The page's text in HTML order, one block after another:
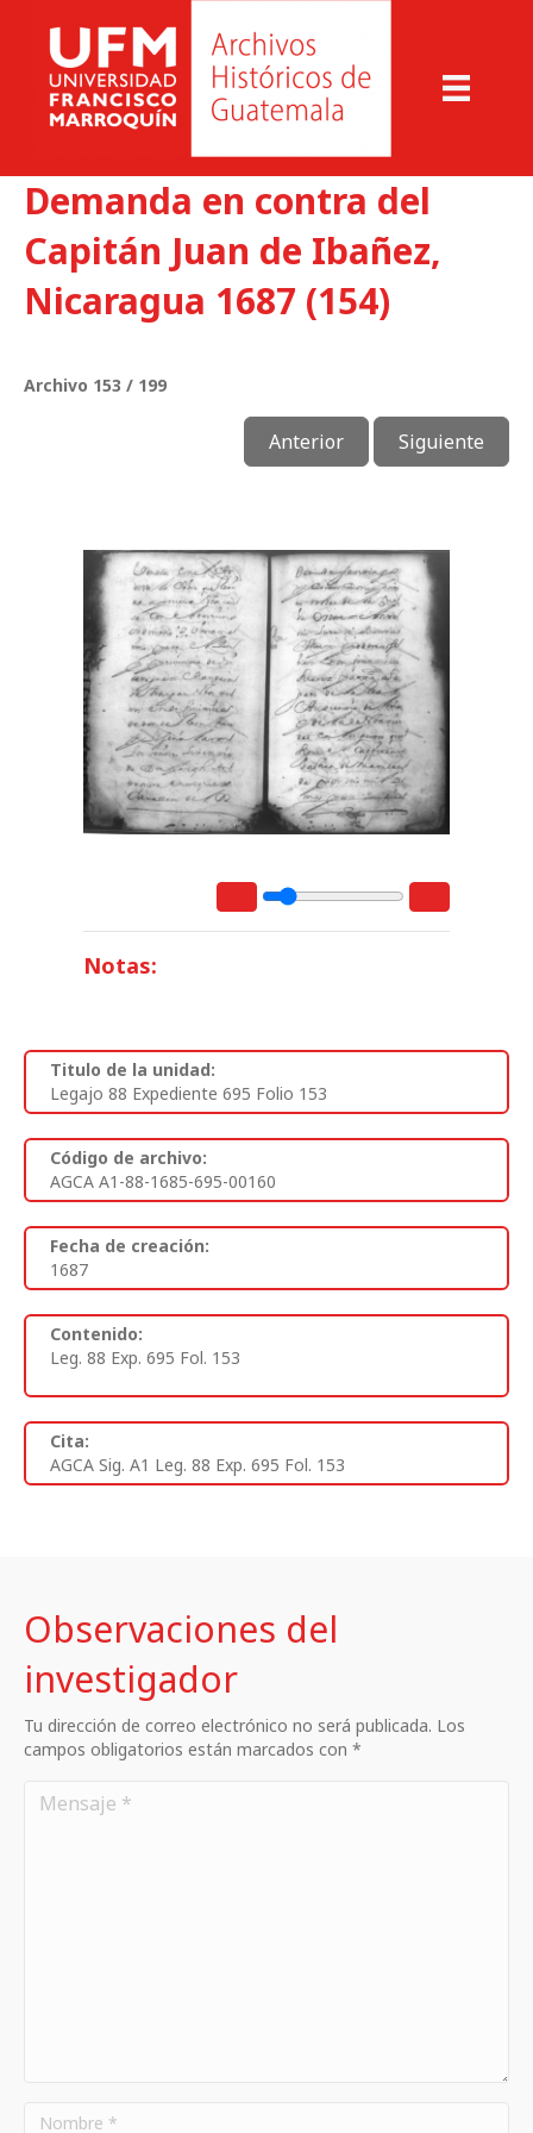
Demanda en contra del
Capitán Juan de Ibañez,
Nicaragua 1687 (154)
Archivo 153 / 199
Anterior Siguiente
Notas:
Titulo de la unidad:
Legajo 88 Expediente 695 Folio 153
Código de archivo:
AGCA A1-88-1685-695-00160
Fecha de creación:
1687
Contenido:
Leg. 88 Exp. 695 Fol. 153
Cita:
AGCA Sig. A1 Leg. 88 Exp. 695 Fol. 153
Observaciones del
investigador
Tu dirección de correo electrónico no será publicada. Los
campos obligatorios están marcados con *